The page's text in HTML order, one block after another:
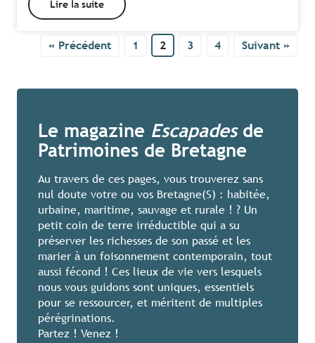
Lire la suite
« Précédent 1 2 3 4 Suivant »
Le magazine Escapadesde
Patrimoines de Bretagne
Au travers de ces pages, vous trouverez sans
nul doute votre ou vos Bretagne(S) : habitée,
urbaine, maritime, sauvage et rurale ! ? Un
petit coin de terre irréductible qui a su
préserver les richesses de son passé et les
marier à un foisonnement contemporain, tout
aussi fécond ! Ces lieux de vie vers lesquels
nous vous guidons sont uniques, essentiels
pour se ressourcer, et méritent de multiples
pérégrinations.
Partez ! Venez !